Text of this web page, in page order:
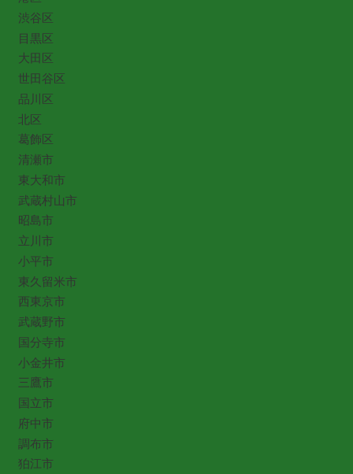
渋谷区
目黒区
大田区
世田谷区
品川区
北区
葛飾区
清瀬市
東大和市
武蔵村山市
昭島市
立川市
小平市
東久留米市
西東京市
武蔵野市
国分寺市
小金井市
三鷹市
国立市
府中市
調布市
狛江市